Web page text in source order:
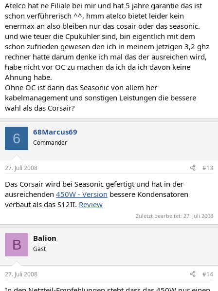
Atelco hat ne Filiale bei mir und hat 5 jahre garantie das ist
schon verführerisch ^^, hmm atelco bietet leider kein
enermax an also bleiben nur das cosair oder das seasonic.
und wie teuer die Cpukühler sind, bin eigentlich mit dem
schon zufrieden gewesen den ich in meinem jetzigen 3,2 ghz
rechner hatte darum denke ich mal das der ausreichen wird,
habe nicht vor OC zu machen da ich da ich davon keine
Ahnung habe.
Ohne OC ist dann das Seasonic von allem her
kabelmanagement und sonstigen Leistungen die bessere
wahl als das Corsair?
6 68Marcus69
Commander
27. Juli 2008 #13
Das Corsair wird bei Seasonic gefertigt und hat in der
ausreichenden 450W - Version bessere Kondensatoren
verbaut als das S12II. Review
Zuletzt bearbeitet: 27. Juli 2008
B Balion
Gast
27. Juli 2008 #14